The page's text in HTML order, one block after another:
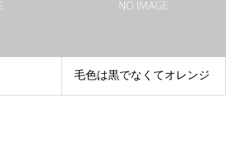
毛色は黒でなくてオレンジ